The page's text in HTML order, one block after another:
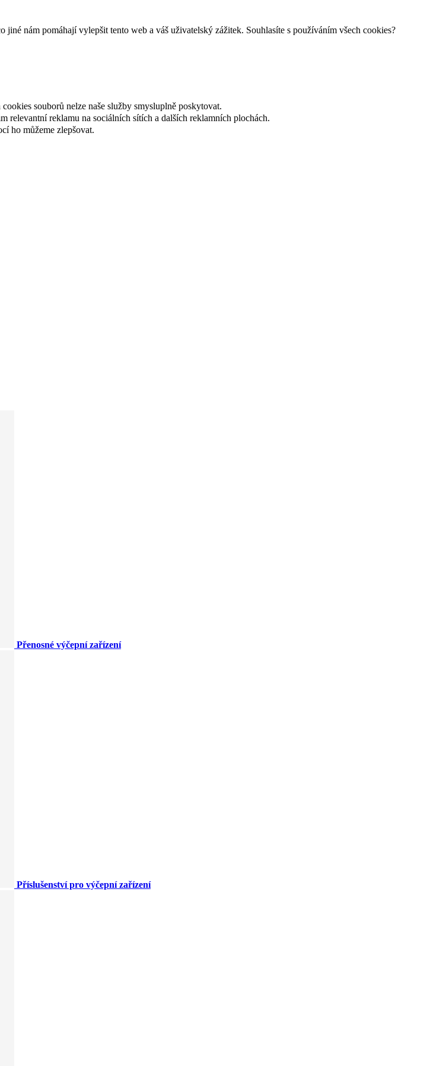
nám pomáhají vylepšit tento web a váš uživatelský zážitek. Souhlasíte s používáním všech cookies?
souborů nelze naše služby smysluplně poskytovat.
relevantní reklamu na sociálních sítích a dalších reklamních plochách.
ho můžeme zlepšovat.
Přenosné výčepní zařízení
Příslušenství pro výčepní zařízení